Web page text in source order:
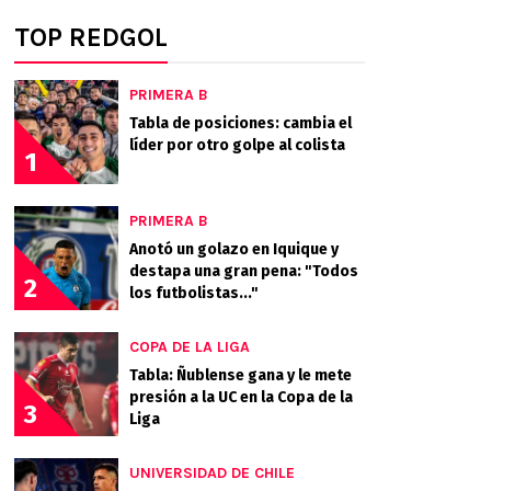
TOP REDGOL
1
PRIMERA B
Tabla de posiciones: cambia el
líder por otro golpe al colista
2
PRIMERA B
Anotó un golazo en Iquique y
destapa una gran pena: "Todos
los futbolistas..."
3
COPA DE LA LIGA
Tabla: Ñublense gana y le mete
presión a la UC en la Copa de la
Liga
UNIVERSIDAD DE CHILE